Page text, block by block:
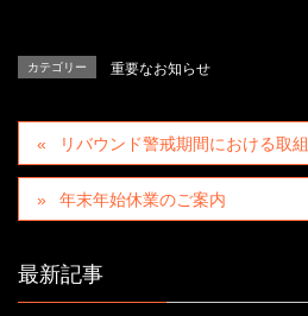
カテゴリー 重要なお知らせ
リバウンド警戒期間における取組
年末年始休業のご案内
最新記事